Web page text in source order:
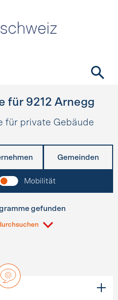
für 9212 Arnegg
für private Gebäude
Gemeinden
Mobilität
gefunden